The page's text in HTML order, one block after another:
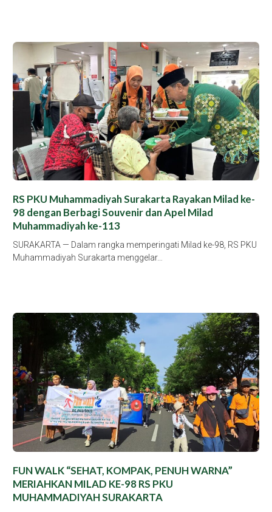
RS PKU Muhammadiyah Surakarta Rayakan Milad ke-
98 dengan Berbagi Souvenir dan Apel Milad
Muhammadiyah ke-113
SURAKARTA — Dalam rangka memperingati Milad ke-98, RS PKU
Muhammadiyah Surakarta menggelar…
FUN WALK “SEHAT, KOMPAK, PENUH WARNA”
MERIAHKAN MILAD KE-98 RS PKU
MUHAMMADIYAH SURAKARTA